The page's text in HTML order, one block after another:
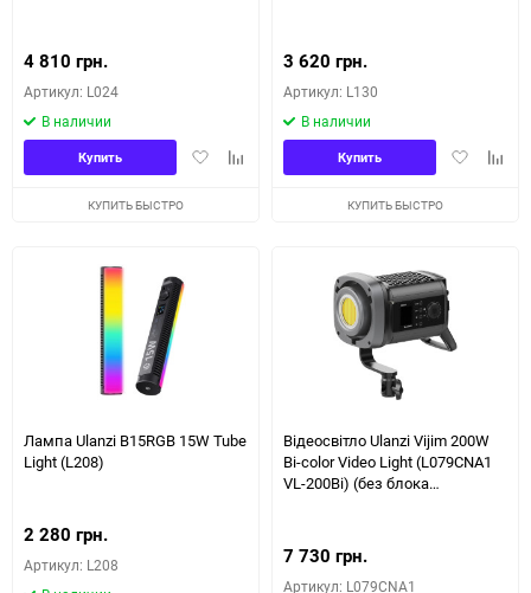
4 810 грн.
Артикул: L024
В наличии
ДобавитьДобавить
Купить
КУПИТЬ БЫСТРО
3 620 грн.
Артикул: L130
В наличии
Добавить
Купить
КУПИТЬ БЫСТРО
Лампа Ulanzi B15RGB 15W Tube
Light (L208)
2 280 грн.
Артикул: L208
Відеосвітло Ulanzi Vijim 200W
Bi-color Video Light (L079CNA1
VL-200Bi) (без блока
7 730 грн.
Артикул: L079CNA1